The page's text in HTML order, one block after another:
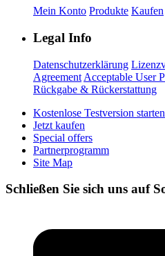
Mein Konto Produkte Kaufen
Legal Info
Datenschutzerklärung
Agreement Acceptable User
Rückgabe & Rückerstattung
Kostenlose Testversion starten
Jetzt kaufen
Special offers
Partnerprogramm
Site Map
Schließen Sie sich uns auf